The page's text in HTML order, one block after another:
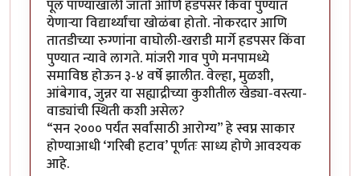
पूल पाण्याखाली जातो आणि हडपसर किंवा पुण्यात
येणार्‍या विद्यार्थ्यांचा खोळंबा होतो. नोकरदार आणि
तातडीच्या रुग्णांना वाघोली-खराडी मार्गे हडपसर किंवा
पुण्यात न्यावे लागते. मांजरी गाव पुणे मनपामध्ये
समाविष्ठ होऊन ३-४ वर्षे झालीत. वेल्हा, मुळशी,
आंबेगाव, जुन्नर या सह्याद्रीच्या कुशीतील खेड्या-वस्त्या-
वाड्यांची स्थिती कशी असेल?
“सन २००० पर्यंत सर्वांसाठी आरोग्य” हे स्वप्न साकार
होण्याआधी ‘गरिबी हटाव’ पूर्णतः साध्य होणे आवश्यक
आहे.